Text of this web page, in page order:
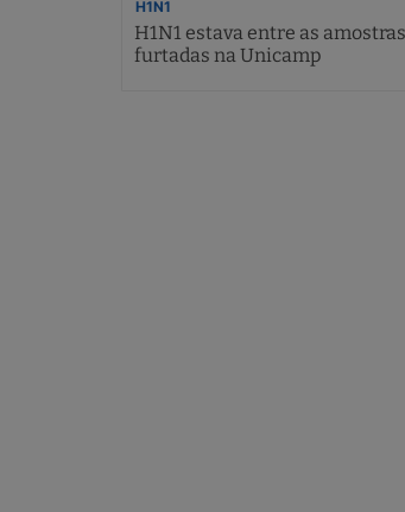
H1N1
H1N1 estava entre as
furtadas na Unicamp